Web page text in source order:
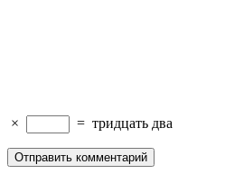
× = тридцать два